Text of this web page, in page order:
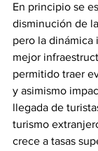
En principio se
disminución de
pero la dinámica
mejor
permitido traer
y asimismo
llegada de
turismo
crece a tasas